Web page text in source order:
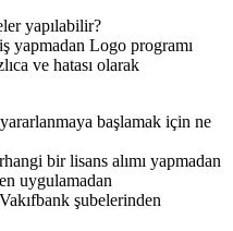
yapılabilir?
yapmadan Logo programı
ve hatası olarak
başlamak için ne
bir lisans alımı yapmadan
uygulamadan
şubelerinden